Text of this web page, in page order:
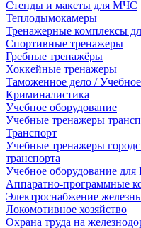
Стенды и макеты для МЧС
Теплодымокамеры
Тренажерные комплексы
Спортивные тренажеры
Гребные тренажёры
Хоккейные тренажеры
Таможенное дело /
Криминалистика
Учебное оборудование
Учебные тренажеры
Транспорт
Учебные тренажеры
транспорта
Учебное оборудование
Аппаратно-программные
Электроснабжение
Локомотивное хозяйство
Охрана труда на